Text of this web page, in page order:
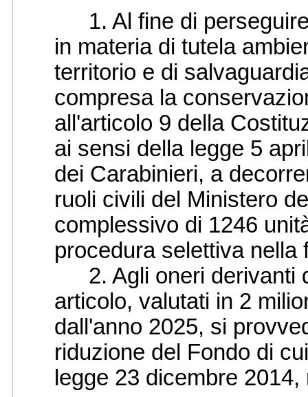
1. Al fine di perseguire
in materia di tutela
territorio e di
compresa la
all'articolo 9 della
ai sensi della legge 5
dei Carabinieri, a
ruoli civili del Ministero
complessivo di 1246
procedura selettiva
2. Agli oneri derivanti
articolo, valutati in 2
dall'anno 2025, si
riduzione del Fondo di
legge 23 dicembre 2014,